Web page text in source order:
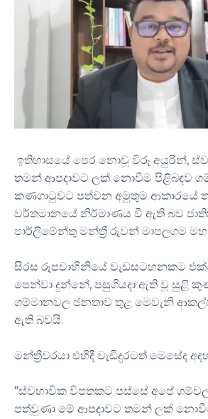
ඉතිහාසයේ පෙර නොවූ විරූ අයුරින්,
තමන් ආපදාවට ලක් නොවීම පිළිබඳව
කණගාටුවට පත්වන අමුතුම ආකාරයේ
වර්තමානයේ නිර්මාණය වී ඇති බව
පාර්ලිමේන්තු මන්ත්‍රී රුවන් මාපලගම
සිරස රූපවාහිනියේ වැඩසටහනකට
පෙන්වා දුන්නේ, පසුගියදා ඇති වූ සුළි
ගම්මානවල ජනතාව තුළ මෙවැනි
ඇති බවයි.
මන්ත්‍රීවරයා එහිදී වැඩිදුරටත් මෙසේද
"ස්වභාවික විපතකට පස්සේ අපේ
පත්වුණා මේ ආපදාවට තමන් ලක්